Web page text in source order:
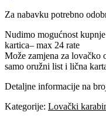
Za nabavku potrebno
Nudimo mogućnost
kartica– max 24 rate
Može zamjena za lovačko
samo oružni list i lična
Detaljne informacije na
Kategorije: Lovački